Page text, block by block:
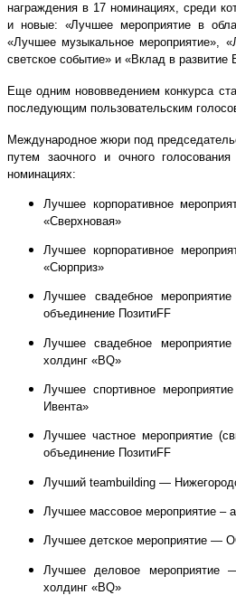
награждения в 17 номинациях, среди
и новые: «Лучшее мероприятие в
«Лучшее музыкальное мероприятие»,
светское событие» и «Вклад в развитие
Еще одним нововведением конкурса
последующим пользовательским
Международное жюри под
путем заочного и очного
номинациях:
Лучшее корпоративное
«Сверхновая»
Лучшее корпоративное
«Сюрприз»
Лучшее свадебное
объединение ПозитиFF
Лучшее свадебное
холдинг «BQ»
Лучшее спортивное
Ивента»
Лучшее частное мероприятие
объединение ПозитиFF
Лучший teambuilding —
Лучшее массовое мероприятие –
Лучшее детское мероприятие —
Лучшее деловое
холдинг «BQ»